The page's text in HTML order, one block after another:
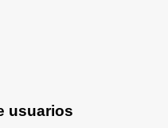
usuarios